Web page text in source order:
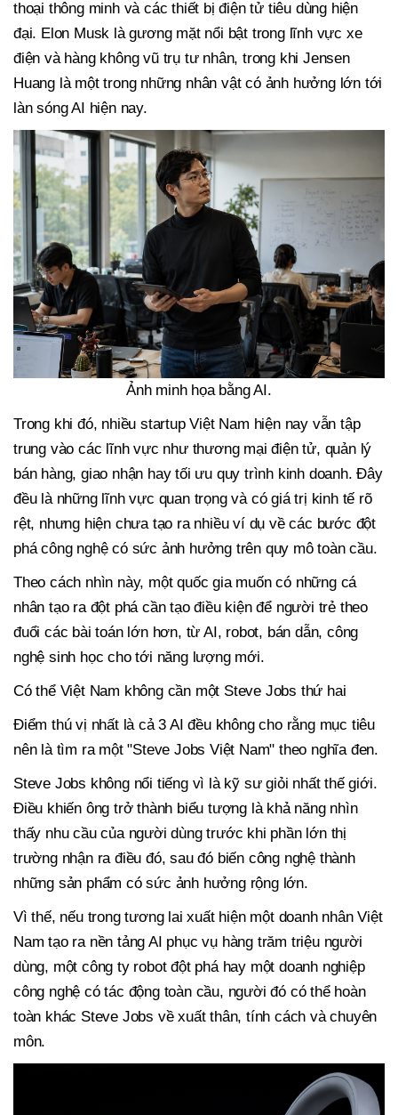
thoại thông minh và các thiết bị điện tử tiêu dùng hiện
đại. Elon Musk là gương mặt nổi bật trong lĩnh vực xe
điện và hàng không vũ trụ tư nhân, trong khi Jensen
Huang là một trong những nhân vật có ảnh hưởng lớn tới
làn sóng AI hiện nay.
Ảnh minh họa bằng AI.
Trong khi đó, nhiều startup Việt Nam hiện nay vẫn tập
trung vào các lĩnh vực như thương mại điện tử, quản lý
bán hàng, giao nhận hay tối ưu quy trình kinh doanh. Đây
đều là những lĩnh vực quan trọng và có giá trị kinh tế rõ
rệt, nhưng hiện chưa tạo ra nhiều ví dụ về các bước đột
phá công nghệ có sức ảnh hưởng trên quy mô toàn cầu.
Theo cách nhìn này, một quốc gia muốn có những cá
nhân tạo ra đột phá cần tạo điều kiện để người trẻ theo
đuổi các bài toán lớn hơn, từ AI, robot, bán dẫn, công
nghệ sinh học cho tới năng lượng mới.
Có thể Việt Nam không cần một Steve Jobs thứ hai
Điểm thú vị nhất là cả 3 AI đều không cho rằng mục tiêu
nên là tìm ra một "Steve Jobs Việt Nam" theo nghĩa đen.
Steve Jobs không nổi tiếng vì là kỹ sư giỏi nhất thế giới.
Điều khiến ông trở thành biểu tượng là khả năng nhìn
thấy nhu cầu của người dùng trước khi phần lớn thị
trường nhận ra điều đó, sau đó biến công nghệ thành
những sản phẩm có sức ảnh hưởng rộng lớn.
Vì thế, nếu trong tương lai xuất hiện một doanh nhân Việt
Nam tạo ra nền tảng AI phục vụ hàng trăm triệu người
dùng, một công ty robot đột phá hay một doanh nghiệp
công nghệ có tác động toàn cầu, người đó có thể hoàn
toàn khác Steve Jobs về xuất thân, tính cách và chuyên
môn.